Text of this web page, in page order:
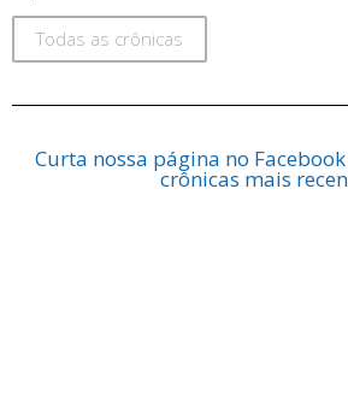
Todas as crônicas
Curta nossa página no
crônicas mais